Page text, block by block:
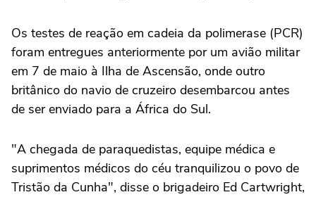
Os testes de reação em cadeia da polimerase (PCR)
foram entregues anteriormente por um avião militar
em 7 de maio à Ilha de Ascensão, onde outro
britânico do navio de cruzeiro desembarcou antes
de ser enviado para a África do Sul.
"A chegada de paraquedistas, equipe médica e
suprimentos médicos do céu tranquilizou o povo de
Tristão da Cunha", disse o brigadeiro Ed Cartwright,